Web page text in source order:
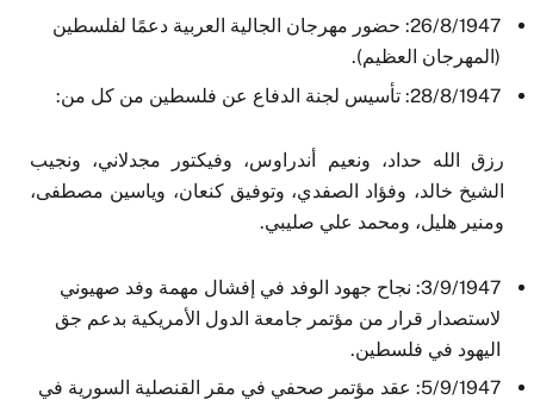
26/8/1947: حضور مهرجان الجالية العربية دعمًا لفلسطين
(المهرجان العظيم).
28/8/1947: تأسيس لجنة الدفاع عن فلسطين من كل من:
رزق الله حداد، ونعيم أندراوس، وفيكتور مجدلاني، ونجيب
الشيخ خالد، وفؤاد الصفدي، وتوفيق كنعان، وياسين مصطفى،
ومنير هليل، ومحمد علي صليبي.
3/9/1947: نجاح جهود الوفد في إفشال مهمة وفد صهيوني
لاستصدار قرار من مؤتمر جامعة الدول الأمريكية بدعم جق
اليهود في فلسطين.
5/9/1947: عقد مؤتمر صحفي في مقر القنصلية السورية في